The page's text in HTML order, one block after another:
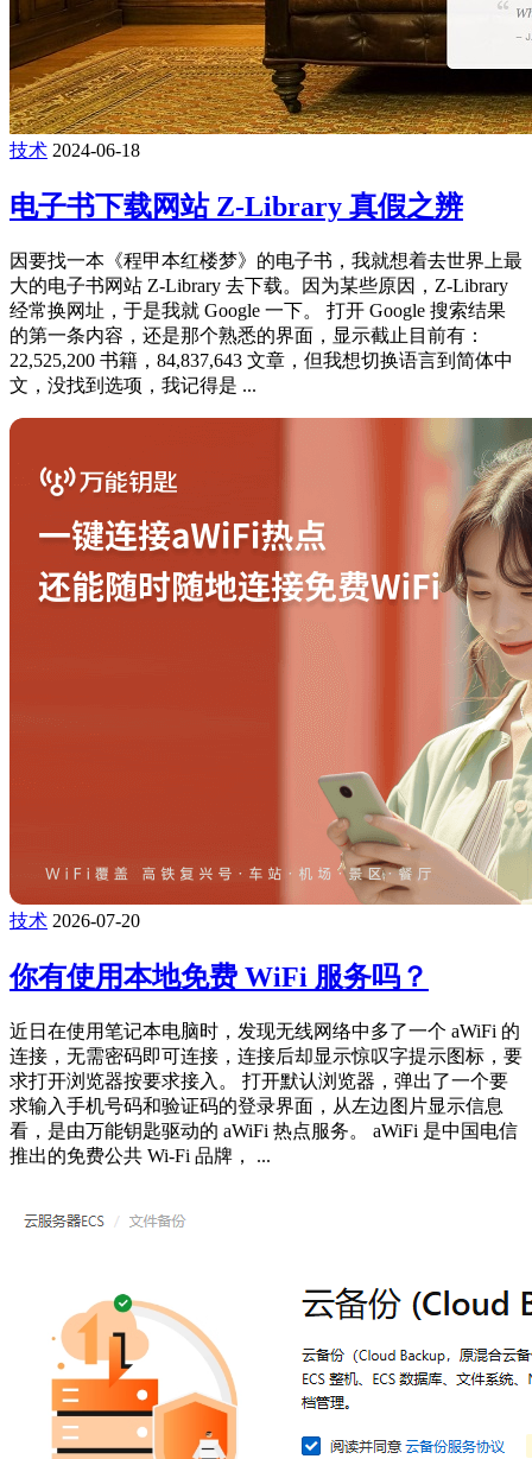
技术 2024-06-18
电子书下载网站 Z-Library 真假之辨
因要找一本《程甲本红楼梦》的电子书，我就想着去世界上最
大的电子书网站 Z-Library 去下载。因为某些原因，Z-Library
经常换网址，于是我就 Google 一下。 打开 Google 搜索结果
的第一条内容，还是那个熟悉的界面，显示截止目前有：
22,525,200 书籍，84,837,643 文章，但我想切换语言到简体中
文，没找到选项，我记得是 ...
技术 2026-07-20
你有使用本地免费 WiFi 服务吗？
近日在使用笔记本电脑时，发现无线网络中多了一个 aWiFi 的
连接，无需密码即可连接，连接后却显示惊叹字提示图标，要
求打开浏览器按要求接入。 打开默认浏览器，弹出了一个要
求输入手机号码和验证码的登录界面，从左边图片显示信息
看，是由万能钥匙驱动的 aWiFi 热点服务。 aWiFi 是中国电信
推出的免费公共 Wi-Fi 品牌， ...